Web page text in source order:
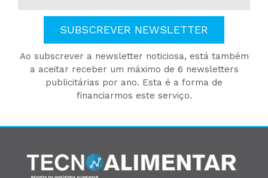
SUBSCREVER NEWSLETTER
Ao subscrever a newsletter noticiosa, está também
a aceitar receber um máximo de 6 newsletters
publicitárias por ano. Esta é a forma de
financiarmos este serviço.